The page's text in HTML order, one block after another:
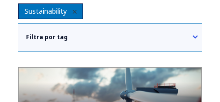
Sustainability
Filtra por tag